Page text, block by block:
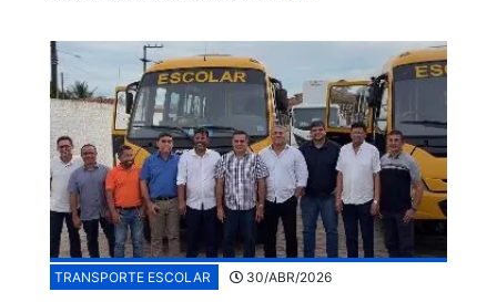
TRANSPORTE ESCOLAR 30/ABR/2026